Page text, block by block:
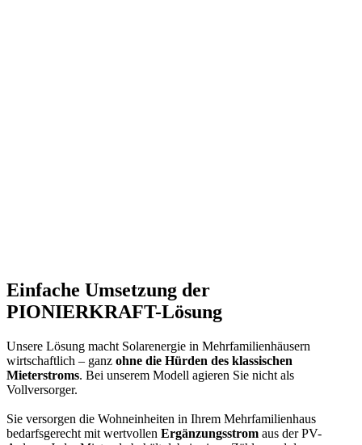
Einfache Umsetzung der
PIONIERKRAFT-Lösung
Unsere Lösung macht Solarenergie in Mehrfamilienhäusern
wirtschaftlich – ganz ohne die Hürden des klassischen
Mieterstroms. Bei unserem Modell agieren Sie nicht als
Vollversorger.
Sie versorgen die Wohneinheiten in Ihrem Mehrfamilienhaus
bedarfsgerecht mit wertvollen Ergänzungsstrom aus der PV-